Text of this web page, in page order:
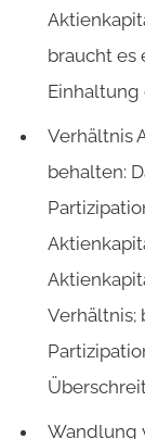
braucht es
Einhaltung
Verhältnis
behalten:
Verhältnis;
Wandlung